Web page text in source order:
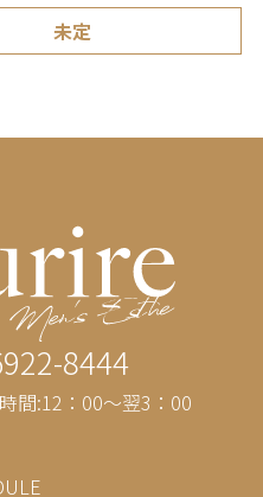
未定
8444
間:12：00～翌3：00